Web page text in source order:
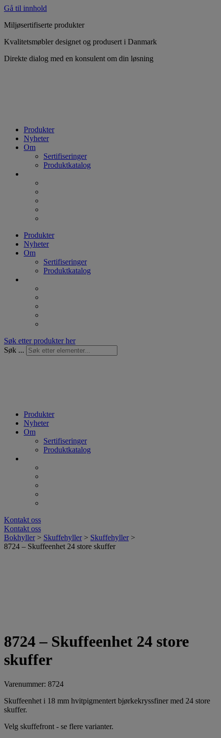
Gå til innhold
Miljøsertifiserte produkter
Kvalitetsmøbler designet og produsert i Danmark
Direkte dialog med en konsulent om din løsning
Produkter
Nyheter
Om
Sertifiseringer
Produktkatalog
Produkter
Nyheter
Om
Sertifiseringer
Produktkatalog
Søk etter produkter her
Søk ...
Produkter
Nyheter
Om
Sertifiseringer
Produktkatalog
Kontakt oss
Kontakt oss
Bokhyller > Skuffehyller > Skuffehyller >
8724 – Skuffeenhet 24 store skuffer
8724 – Skuffeenhet 24 store
skuffer
Varenummer: 8724
Skuffeenhet i 18 mm hvitpigmentert bjørkekryssfiner med 24 store
skuffer.
Velg skuffefront - se flere varianter.